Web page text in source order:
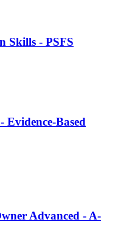
Skills - PSFS
Evidence-Based
Advanced - A-